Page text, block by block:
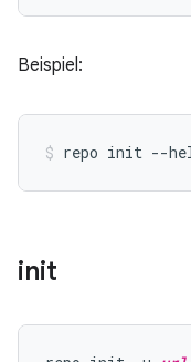
Beispiel:
init